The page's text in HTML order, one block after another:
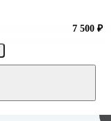
7 500 ₽